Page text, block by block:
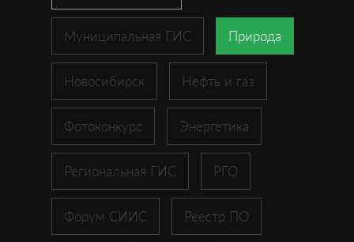
Муниципальная ГИС Природа
Новосибирск Нефть и газ
Фотоконкурс Энергетика
Региональная ГИС РГО
Форум СИИС Реестр ПО